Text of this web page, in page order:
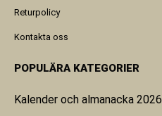
Returpolicy
Kontakta oss
POPULÄRA KATEGORIER
Kalender och almanacka 2026